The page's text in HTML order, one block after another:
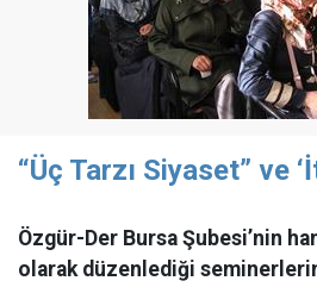
“Üç Tarzı Siyaset” ve
Özgür-Der Bursa Şubesi’nin
olarak düzenlediği